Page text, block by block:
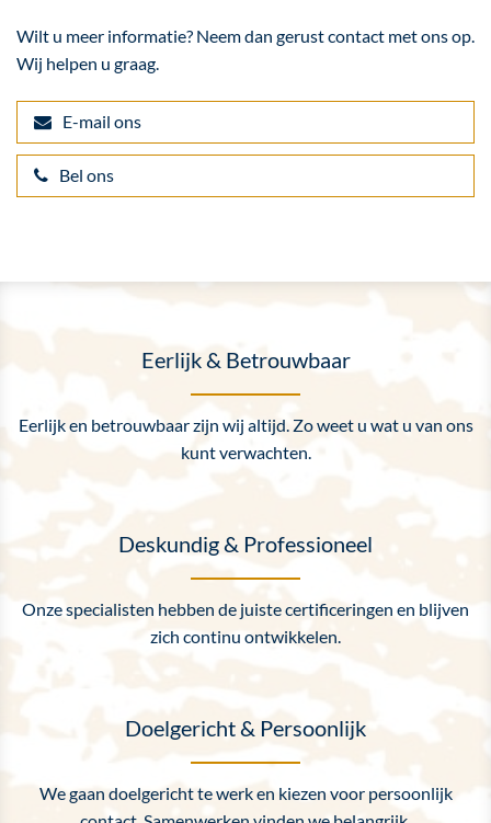
Wilt u meer informatie? Neem dan gerust contact met ons op.
Wij helpen u graag.
E-mail ons
Bel ons
Eerlijk & Betrouwbaar
Eerlijk en betrouwbaar zijn wij altijd. Zo weet u wat u van ons
kunt verwachten.
Deskundig & Professioneel
Onze specialisten hebben de juiste certificeringen en blijven
zich continu ontwikkelen.
Doelgericht & Persoonlijk
We gaan doelgericht te werk en kiezen voor persoonlijk